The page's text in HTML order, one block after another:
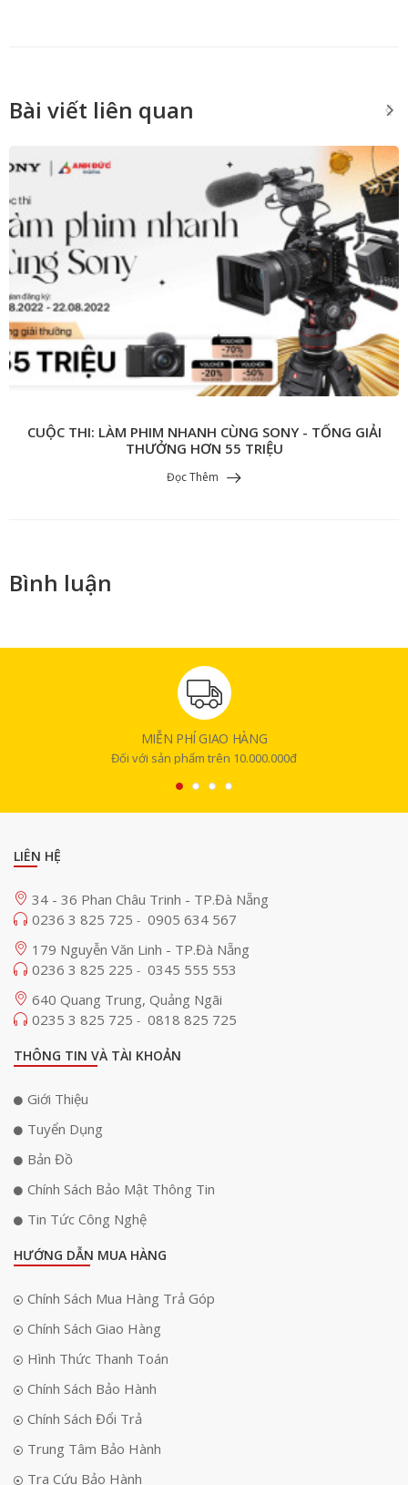
Bài viết liên quan
CUỘC THI: LÀM PHIM NHANH CÙNG SONY - TỔNG GIẢI
THƯỞNG HƠN 55 TRIỆU
Đọc Thêm
Bình luận
MIỄN PHÍ GIAO HÀNG
Đối với sản phẩm trên 10.000.000đ
LIÊN HỆ
34 - 36 Phan Châu Trinh - TP.Đà Nẵng
0236 3 825 725 - 0905 634 567
179 Nguyễn Văn Linh - TP.Đà Nẵng
0236 3 825 225 - 0345 555 553
640 Quang Trung, Quảng Ngãi
0235 3 825 725 - 0818 825 725
THÔNG TIN VÀ TÀI KHOẢN
Giới Thiệu
Tuyển Dụng
Bản Đồ
Chính Sách Bảo Mật Thông Tin
Tin Tức Công Nghệ
HƯỚNG DẪN MUA HÀNG
Chính Sách Mua Hàng Trả Góp
Chính Sách Giao Hàng
Hình Thức Thanh Toán
Chính Sách Bảo Hành
Chính Sách Đổi Trả
Trung Tâm Bảo Hành
Tra Cứu Bảo Hành